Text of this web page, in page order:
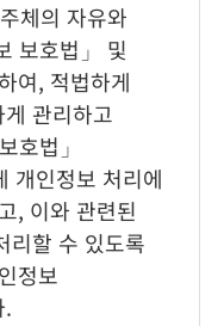
, 이용 목적이
보 보호법」
를 받는 등
입니다.
제 서비스
증, 회원자격
방지, 만 14세
시
확인, 각종
로 개인정보를
체의 자유와
보호법」 및
여, 적법하게
관리하고
호법」
개인정보 처리에
, 이와 관련된
리할 수 있도록
정보
.